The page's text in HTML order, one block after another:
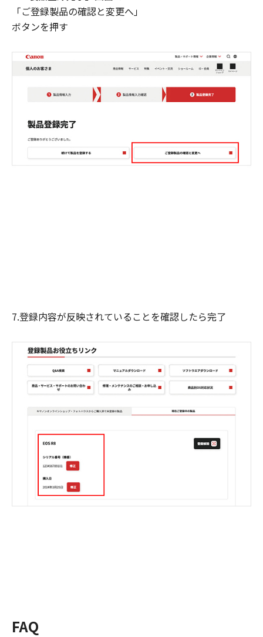
「ご登録製品の確認と変更へ」
ボタンを押す
7.登録内容が反映されていることを確認したら完了
FAQ